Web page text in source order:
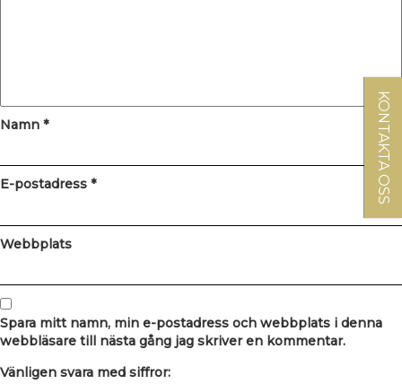
Namn *
E-postadress *
Webbplats
Spara mitt namn, min e-postadress och webbplats i denna
webbläsare till nästa gång jag skriver en kommentar.
Vänligen svara med siffror:
KONTAKTA OSS